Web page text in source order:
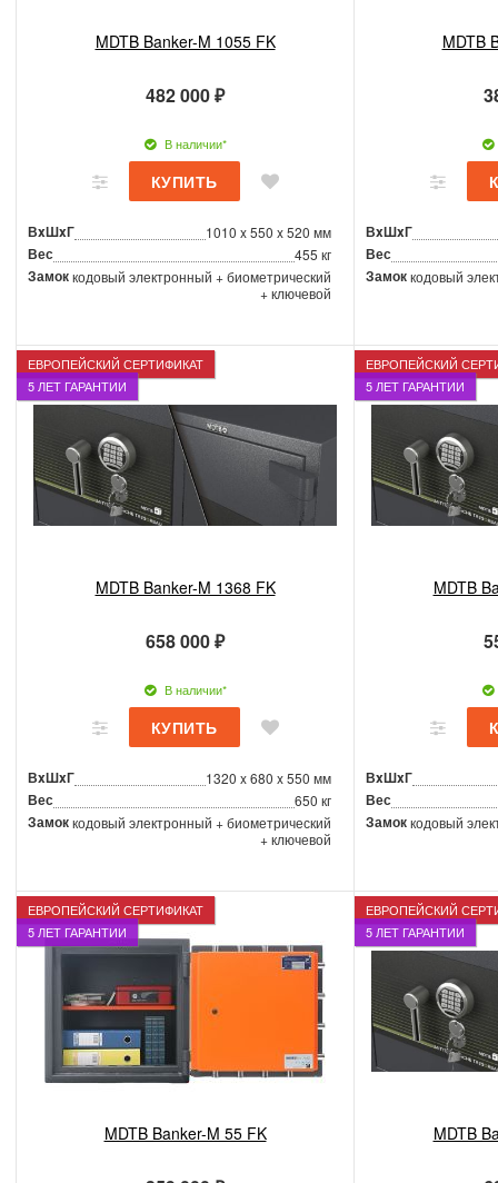
MDTB Banker-M 1055 FK
482 000 ₽
В наличии*
ВxШxГ 1010 x 550 x 520 мм
Вес 455 кг
Замоккодовый электронный + биометрический
+ ключевой
MDTB
ВxШxГ
Вес
Замоккодовый
ЕВРОПЕЙСКИЙ СЕРТИФИКАТ
5 ЛЕТ ГАРАНТИИ
MDTB Banker-M 1368 FK
658 000 ₽
В наличии*
ВxШxГ 1320 x 680 x 550 мм
Вес 650 кг
Замоккодовый электронный + биометрический
+ ключевой
ЕВРОПЕЙСКИЙ
5 ЛЕТ ГАРАНТИИ
MDTB
ВxШxГ
Вес
Замоккодовый
ЕВРОПЕЙСКИЙ СЕРТИФИКАТ
5 ЛЕТ ГАРАНТИИ
MDTB Banker-M 55 FK
ЕВРОПЕЙСКИЙ
5 ЛЕТ ГАРАНТИИ
MDTB